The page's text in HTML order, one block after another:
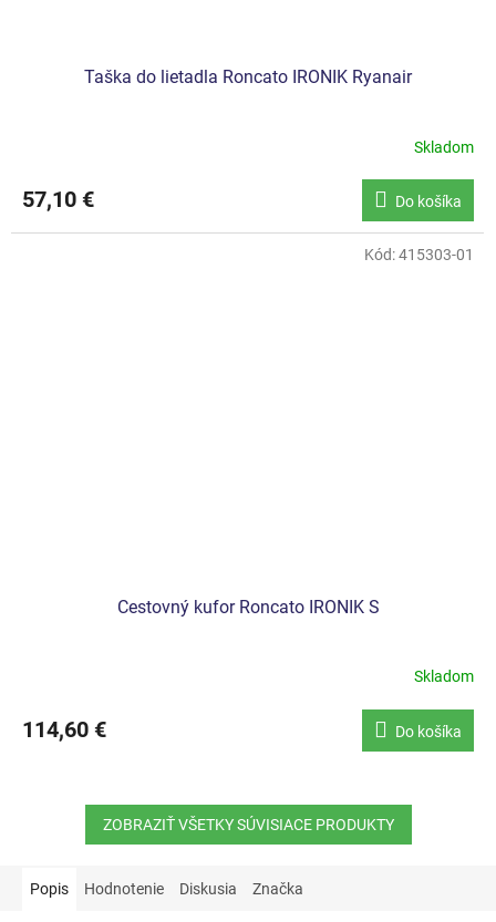
Taška do lietadla Roncato IRONIK Ryanair
Skladom
57,10 € Do košíka
Cestovný kufor Roncato IRONIK S
Skladom
114,60 € Do košíka
Kód:415303-01
ZOBRAZIŤ VŠETKY SÚVISIACE PRODUKTY
Popis Hodnotenie Diskusia Značka